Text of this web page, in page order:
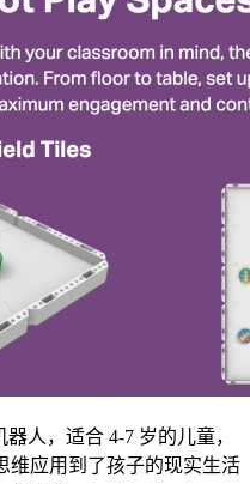
人，适合 4-7 岁的儿童，
维应用到了孩子的现实生活